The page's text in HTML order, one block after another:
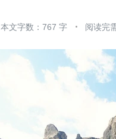
本文字数：767 字 阅读完